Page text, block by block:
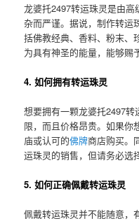
龙婆托2497转运珠灵是由
杂而严谨。据说，制作转运
括佛教经典、香料、粉末、
为具有神圣的能量，能够赐
4. 如何拥有转运珠灵
想要拥有一颗龙婆托2497
限，而且价格昂贵。如果你
庙或认可的佛牌商店购买。
运珠灵的销售，但请务必选
5. 如何正确佩戴转运珠灵
佩戴转运珠灵并不能随意，